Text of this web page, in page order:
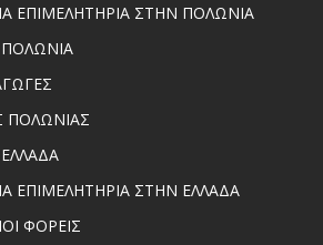
ΕΠΙΜΕΛΗΤΗΡΙΑ ΣΤΗΝ ΠΟΛΩΝΙΑ
ΠΟΛΩΝΙΑΣ
ΕΠΙΜΕΛΗΤΗΡΙΑ ΣΤΗΝ ΕΛΛΑΔΑ
ΦΟΡΕΙΣ